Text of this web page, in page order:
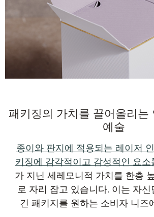
패키징의 가치를 끌어올리는
예술
종이와 판지에 적용되는 레이저
키징에 감각적이고 감성적인 요소
가 지닌 세레모니적 가치를 한층
로 자리 잡고 있습니다. 이는 자
긴 패키지를 원하는 소비자 니즈